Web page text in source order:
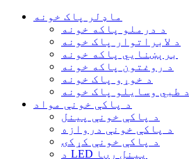
ماډلر پاک خونه
د درملو پاکه خونه
د لابراتوار پاک خونه
برېښنايي پاکه خونه
د روغتون پاکه خونه
د خوړو پاک خونه
د طبي وسایلو پاک خونه
د پاکې خونې مواد
د پاکې خونې پینل
د پاکې خونې دروازه
د پاکې خونې کړکۍ
د LED پینل رڼا